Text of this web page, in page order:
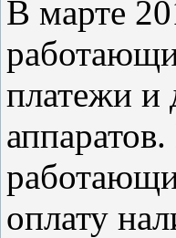
В марте
платежи и
оплату